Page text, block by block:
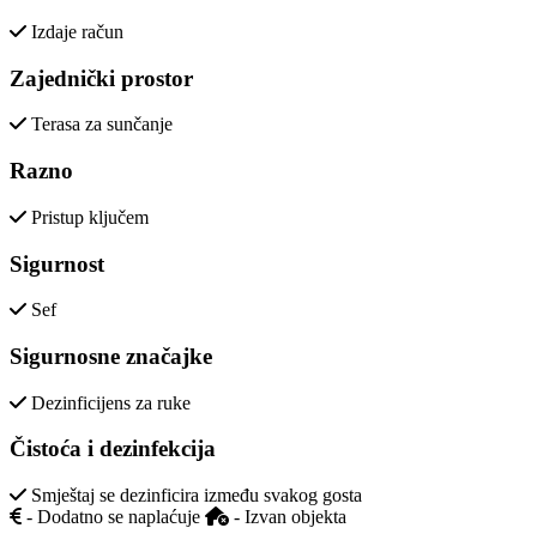
Izdaje račun
Zajednički prostor
Terasa za sunčanje
Razno
Pristup ključem
Sigurnost
Sef
Sigurnosne značajke
Dezinficijens za ruke
Čistoća i dezinfekcija
Smještaj se dezinficira između svakog gosta
- Dodatno se naplaćuje
- Izvan objekta